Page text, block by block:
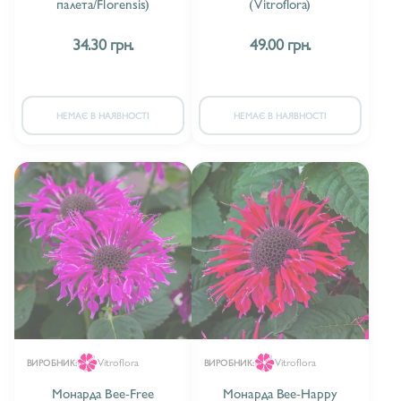
ВАЛЬДШТЕЙНІЯ/WALDSTEINIA
ВЕРБАСКУМ/VEREBASCUM 5
ВЕРБЕНА / VERBENA
ВЕРОНІКА/VERONICA 18
ВІОЛА/VIOLA 3
ГEЛІАНТЕМУМ/HELIANTHEMUM 4
ГАУРА/GAURA 36
ГЕЙХЕРЕЛА/HEUCHERELLA 15
ГЕЛЕНІУМ/HELENIUM
34.30 грн.
НЕМАЄ В НАЯВНОСТІ
49.00 грн.
НЕМАЄ В НАЯВНОСТІ
ВИРОБНИК: Vitroflora
Монарда Bee-Free
ВИРОБНИК: Vitroflora
Монарда Bee-Happy